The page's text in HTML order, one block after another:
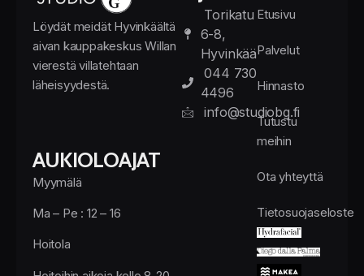
Löydät meidät Hyvinkäältä
aivan kauppakeskus Willan
vierestä villatehtaan
läheisyydestä.
AUKIOLOAJAT
Myymälä
Ma – Pe : 12 – 16
Hoitola
Torikatu
6-8,
Hyvinkää
044 730
4496
info@studiobg.fi
Etusivu
Palvelut
Hinnasto
Tutustu
meihin
Ota yhteyttä
Tietosuojaseloste